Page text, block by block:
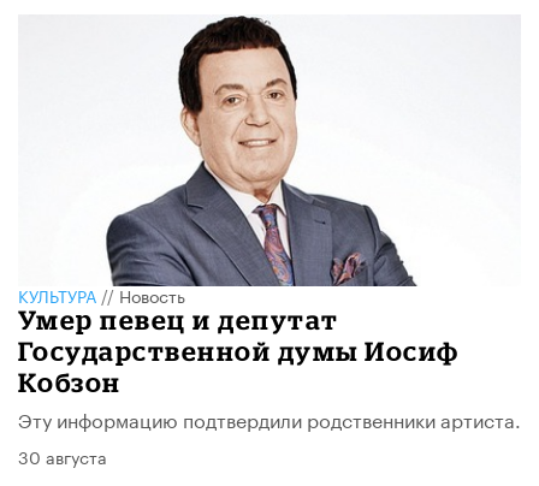
КУЛЬТУРА //Новость
Умер певец и депутат
Государственной думы Иосиф
Кобзон
Эту информацию подтвердили родственники артиста.
30 августа